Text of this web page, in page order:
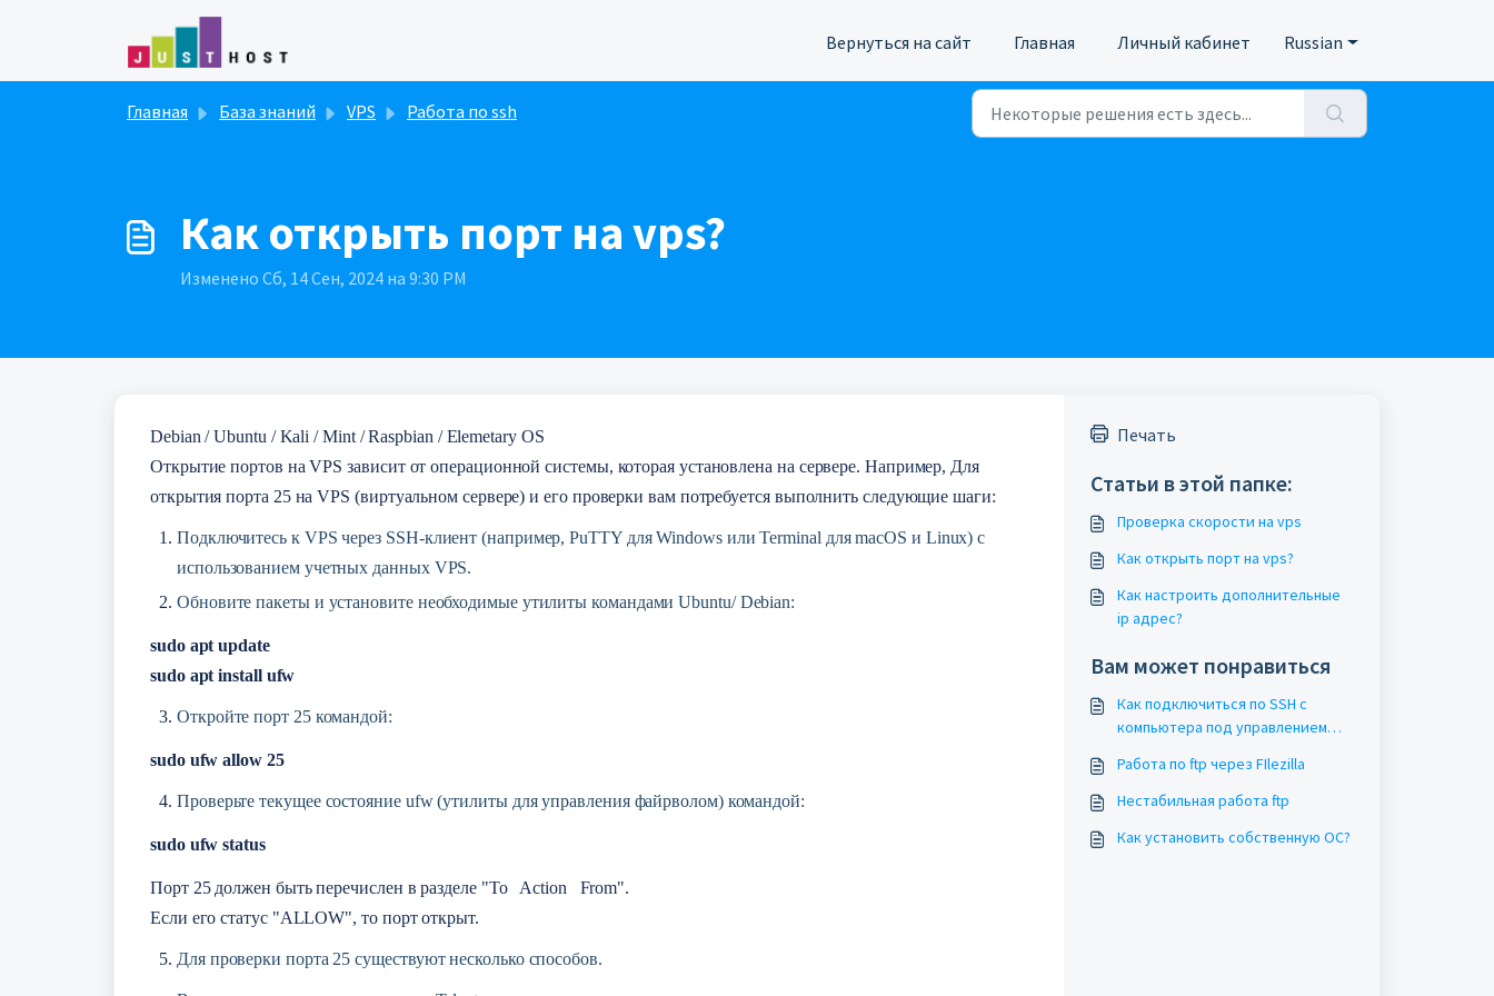
Вернуться на сайт
Главная Личный кабинет Russian
Главная База знаний VPS Работа по ssh
Как открыть порт на vps?
Изменено Сб, 14 Сен, 2024 на 9:30 PM
Debian / Ubuntu / Kali / Mint / Raspbian / Elemetary OS
Открытие портов на VPS зависит от операционной системы, которая установлена на сервере. Например, Для
открытия порта 25 на VPS (виртуальном сервере) и его проверки вам потребуется выполнить следующие шаги:
Подключитесь к VPS через SSH-клиент (например, PuTTY для Windows или Terminal для macOS и Linux) с
использованием учетных данных VPS.
Обновите пакеты и установите необходимые утилиты командами Ubuntu/ Debian:
sudo apt update
sudo apt install ufw
Откройте порт 25 командой:
sudo ufw allow 25
Проверьте текущее состояние ufw (утилиты для управления файрволом) командой:
sudo ufw status
Порт 25 должен быть перечислен в разделе "To   Action   From".
Если его статус "ALLOW", то порт открыт.
Для проверки порта 25 существуют несколько способов.
Печать
Статьи в этой папке:
Проверка скорости на vps
Как открыть порт на vps?
Как настроить дополнительные
ip адрес?
Вам может понравиться
Как подключиться по SSH с
компьютера под управлением
Работа по ftp через FIlezilla
Нестабильная работа ftp
Как установить собственную ОС?